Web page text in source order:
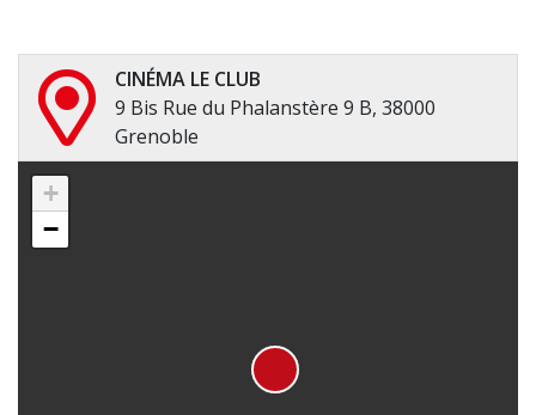
CINÉMA LE CLUB
9 Bis Rue du Phalanstère 9 B, 38000
Grenoble
+
−